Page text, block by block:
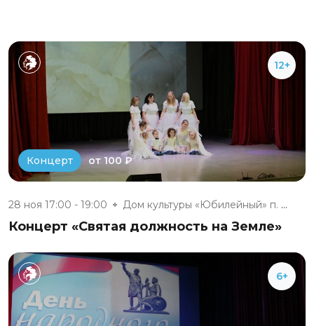
12+
Концерт от 100 ₽
28 ноя 17:00 - 19:00 Дом культуры «Юбилейный» п. Бе...
Концерт «Святая должность на Земле»
6+